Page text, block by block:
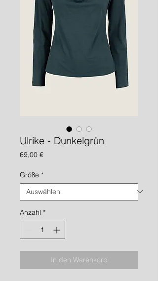
Ulrike - Dunkelgrün
69,00 €Preis
Größe *
Anzahl *
In den Warenkorb